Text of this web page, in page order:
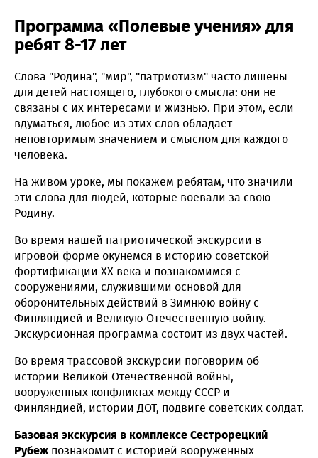
Программа «Полевые учения» для
ребят 8-17 лет
Слова "Родина", "мир", "патриотизм" часто лишены
для детей настоящего, глубокого смысла: они не
связаны с их интересами и жизнью. При этом, если
вдуматься, любое из этих слов обладает
неповторимым значением и смыслом для каждого
человека.
На живом уроке, мы покажем ребятам, что значили
эти слова для людей, которые воевали за свою
Родину.
Во время нашей патриотической экскурсии в
игровой форме окунемся в историю советской
фортификации XX века и познакомимся с
сооружениями, служившими основой для
оборонительных действий в Зимнюю войну с
Финляндией и Великую Отечественную войну.
Экскурсионная программа состоит из двух частей.
Во время трассовой экскурсии поговорим об
истории Великой Отечественной войны,
вооруженных конфликтах между СССР и
Финляндией, истории ДОТ, подвиге советских солдат.
Базовая экскурсия в комплексе Сестрорецкий
Рубеж познакомит с историей вооруженных